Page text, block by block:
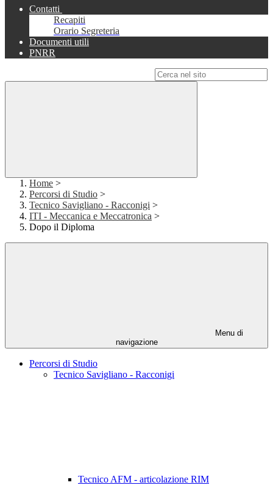
Contatti
Recapiti
Orario Segreteria
Documenti utili
PNRR
Home >
Percorsi di Studio >
Tecnico Savigliano - Racconigi >
ITI - Meccanica e Meccatronica >
Dopo il Diploma
Menu di
navigazione
Percorsi di Studio
Tecnico Savigliano - Racconigi
Tecnico AFM - articolazione RIM